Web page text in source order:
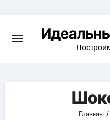
content
Главная